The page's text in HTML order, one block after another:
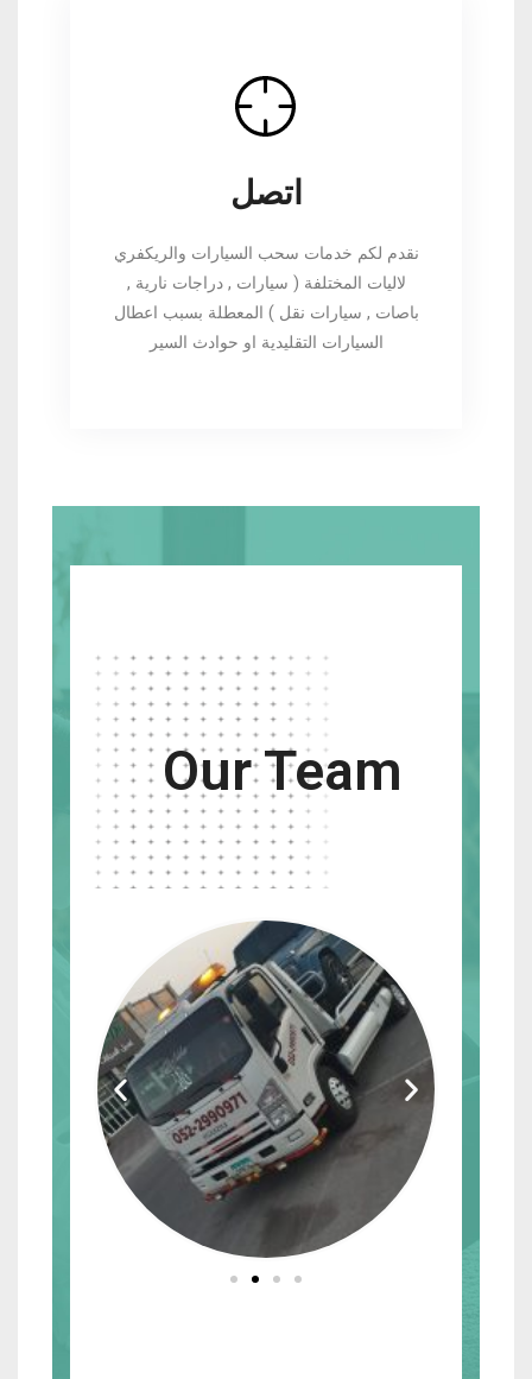
اتصل
نقدم لكم خدمات سحب السيارات والريكفري
لاليات المختلفة ( سيارات , دراجات نارية ,
باصات , سيارات نقل ) المعطلة بسبب اعطال
السيارات التقليدية او حوادث السير
Our Team